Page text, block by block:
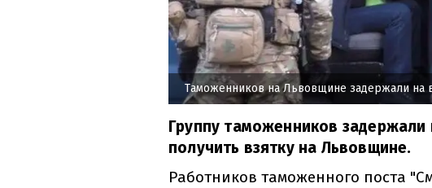
Таможенников на Львовщине задержали на
Группу таможенников
получить взятку на Львовщине.
Работников таможенного поста